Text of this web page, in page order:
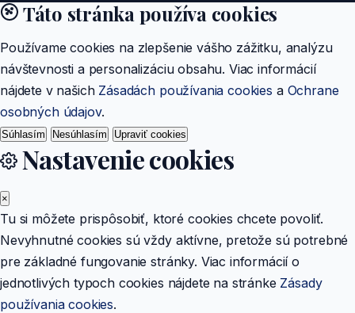
Táto stránka používa cookies
Používame cookies na zlepšenie vášho zážitku, analýzu
návštevnosti a personalizáciu obsahu. Viac informácií
nájdete v našich Zásadách používania cookies a Ochrane
osobných údajov.
Súhlasím Nesúhlasím Upraviť cookies
Nastavenie cookies
×
Tu si môžete prispôsobiť, ktoré cookies chcete povoliť.
Nevyhnutné cookies sú vždy aktívne, pretože sú potrebné
pre základné fungovanie stránky. Viac informácií o
jednotlivých typoch cookies nájdete na stránke Zásady
používania cookies.